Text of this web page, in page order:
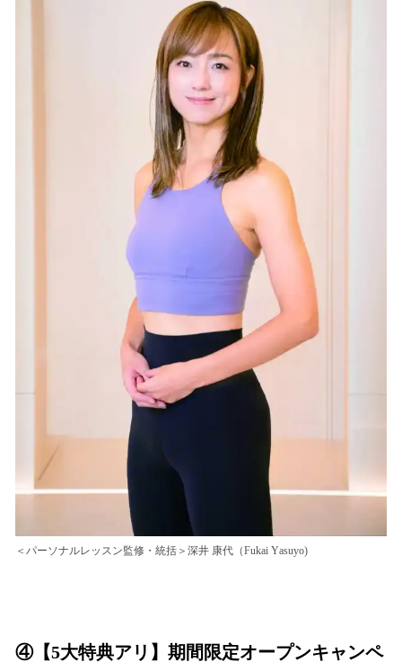
＜パーソナルレッスン監修・統括＞深井 康代（Fukai Yasuyo)
④【5大特典アリ】期間限定オープンキャンペ